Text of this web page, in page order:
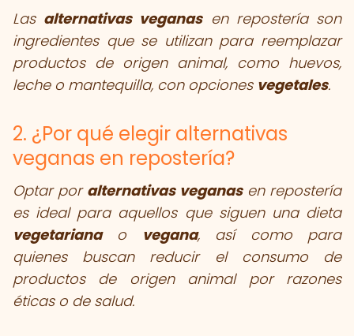
Las alternativas veganasen repostería son
ingredientes que se utilizan para reemplazar
productos de origen animal, como huevos,
leche o mantequilla, con opciones vegetales.
2. ¿Por qué elegir alternativas
veganas en repostería?
Optar por alternativas veganasen repostería
es ideal para aquellos que siguen una dieta
vegetarianao vegana, así como para
quienes buscan reducir el consumo de
productos de origen animal por razones
éticas o de salud.